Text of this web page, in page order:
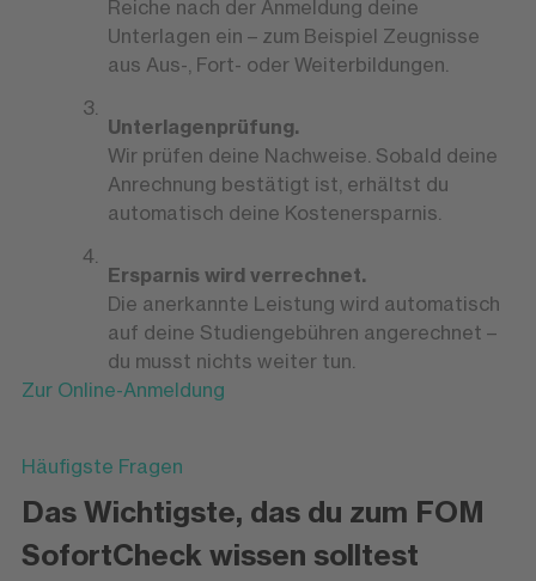
Reiche nach der Anmeldung deine
Unterlagen ein – zum Beispiel Zeugnisse
aus Aus-, Fort- oder Weiterbildungen.
Unterlagenprüfung.
Wir prüfen deine Nachweise. Sobald deine
Anrechnung bestätigt ist, erhältst du
automatisch deine Kostenersparnis.
Ersparnis wird verrechnet.
Die anerkannte Leistung wird automatisch
auf deine Studiengebühren angerechnet –
du musst nichts weiter tun.
Zur Online-Anmeldung
Häufigste Fragen
Das Wichtigste, das du zum FOM
SofortCheck wissen solltest